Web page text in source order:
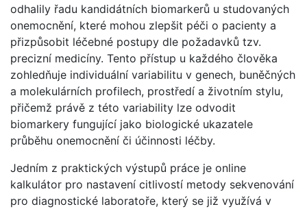
odhalily řadu kandidátních biomarkerů u studovaných
onemocnění, které mohou zlepšit péči o pacienty a
přizpůsobit léčebné postupy dle požadavků tzv.
precizní medicíny. Tento přístup u každého člověka
zohledňuje individuální variabilitu v genech, buněčných
a molekulárních profilech, prostředí a životním stylu,
přičemž právě z této variability lze odvodit
biomarkery fungující jako biologické ukazatele
průběhu onemocnění či účinnosti léčby.
Jedním z praktických výstupů práce je online
kalkulátor pro nastavení citlivostí metody sekvenování
pro diagnostické laboratoře, který se již využívá v